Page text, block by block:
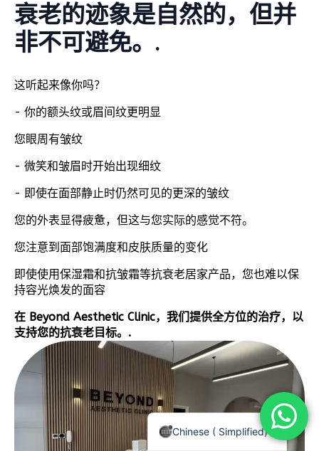
衰老的迹象是自然的，但并
非不可避免。.
这听起来像你吗？
- 你的额头纹或眉间纹更明显
您眼周有皱纹
- 微笑和皱眉时开始出现细纹
- 即使在面部静止时仍然可见的更深的皱纹
您的外表显得疲惫，但这与您实际的感觉不符。
您注意到面部饱满度和皮肤质量的变化
即使使用保湿霜和抗皱霜等抗衰老居家产品，您也难以保
持容光焕发的面容
在 Beyond Aesthetic Clinic，我们提供全方位的治疗，以
支持您的抗衰老目标。.
Chinese ( Simplified)
English
Chinese (Traditional)